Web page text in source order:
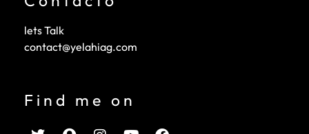
lets Talk
contact@yelahiag.com
Find me on